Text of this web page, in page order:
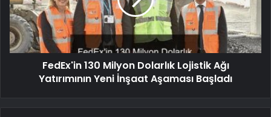
FedEx'in 130 Milyon Dolarlık Lojistik Ağı
Yatırımının Yeni İnşaat Aşaması Başladı